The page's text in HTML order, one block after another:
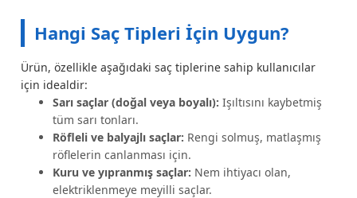
Hangi Saç Tipleri İçin Uygun?
Ürün, özellikle aşağıdaki saç tiplerine sahip kullanıcılar
için idealdir:
Sarı saçlar (doğal veya boyalı): Işıltısını kaybetmiş
tüm sarı tonları.
Röfleli ve balyajlı saçlar: Rengi solmuş, matlaşmış
röflelerin canlanması için.
Kuru ve yıpranmış saçlar: Nem ihtiyacı olan,
elektriklenmeye meyilli saçlar.